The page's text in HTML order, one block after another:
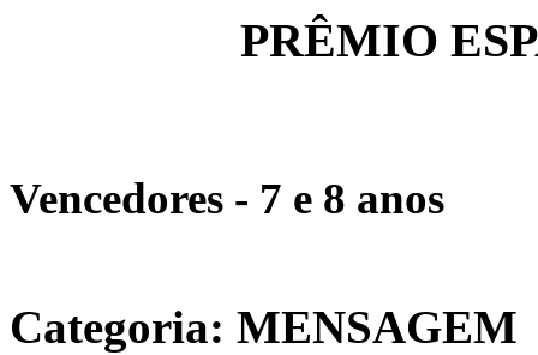
PRÊMIO
Vencedores - 7 e 8 anos
Categoria: MENSAGEM